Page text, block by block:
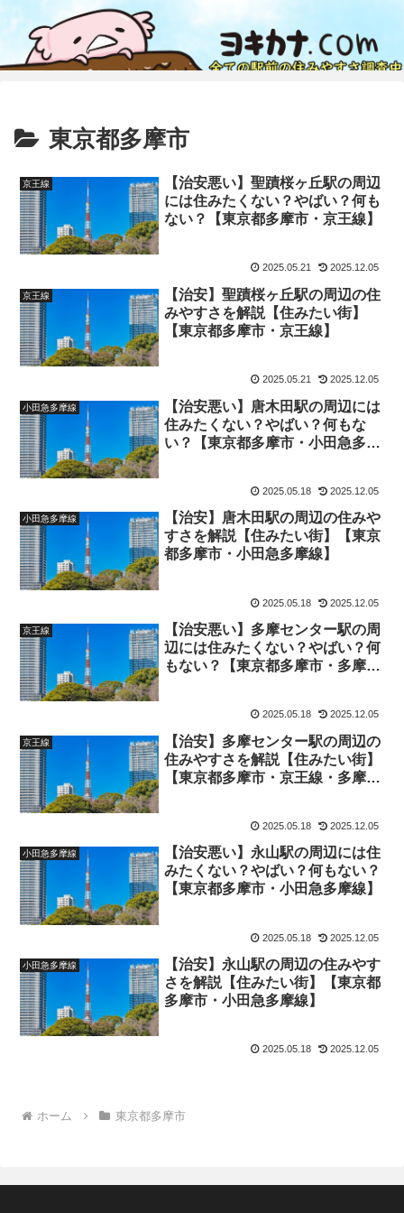
東京都多摩市
京王線
【治安悪い】聖蹟桜ヶ丘駅の周辺
には住みたくない？やばい？何も
ない？【東京都多摩市・京王線】
2025.05.21 2025.12.05
京王線
【治安】聖蹟桜ヶ丘駅の周辺の住
みやすさを解説【住みたい街】
【東京都多摩市・京王線】
2025.05.21 2025.12.05
小田急多摩線
【治安悪い】唐木田駅の周辺には
住みたくない？やばい？何もな
い？【東京都多摩市・小田急多摩
2025.05.18 2025.12.05
小田急多摩線
【治安】唐木田駅の周辺の住みや
すさを解説【住みたい街】【東京
都多摩市・小田急多摩線】
2025.05.18 2025.12.05
京王線
【治安悪い】多摩センター駅の周
辺には住みたくない？やばい？何
もない？【東京都多摩市・多摩
2025.05.18 2025.12.05
京王線
【治安】多摩センター駅の周辺の
住みやすさを解説【住みたい街】
【東京都多摩市・京王線・多摩
2025.05.18 2025.12.05
小田急多摩線
【治安悪い】永山駅の周辺には住
みたくない？やばい？何もない？
【東京都多摩市・小田急多摩線】
2025.05.18 2025.12.05
小田急多摩線
【治安】永山駅の周辺の住みやす
さを解説【住みたい街】【東京都
多摩市・小田急多摩線】
2025.05.18 2025.12.05
ホーム 東京都多摩市